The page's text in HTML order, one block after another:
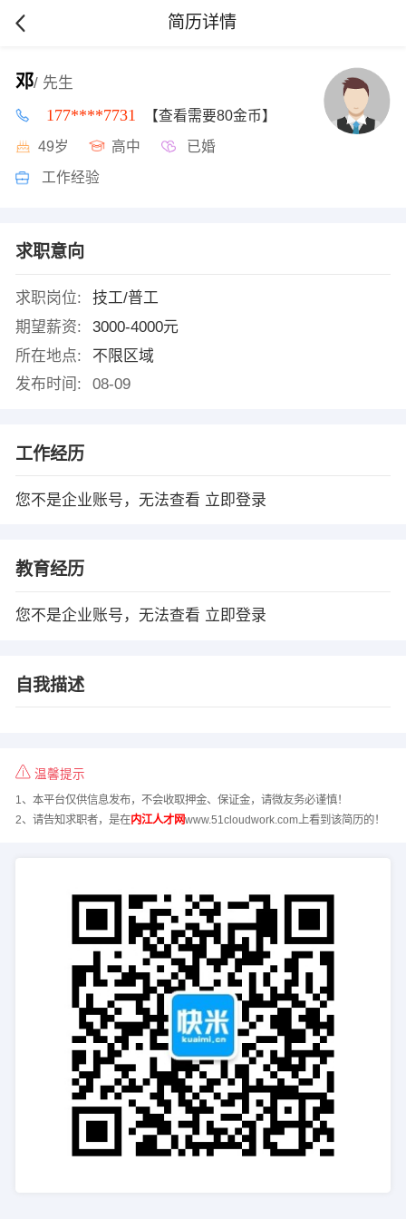
简历详情
邓/ 先生
177****7731 【查看需要80金币】
49岁 高中 已婚
工作经验
求职意向
求职岗位:
技工/普工
期望薪资:
3000-4000元
所在地点:
不限区域
发布时间:
08-09
工作经历
您不是企业账号，无法查看 立即登录
教育经历
您不是企业账号，无法查看 立即登录
自我描述
温馨提示
1、本平台仅供信息发布，不会收取押金、保证金，请微友务必谨慎！
2、请告知求职者，是在内江人才网www.51cloudwork.com上看到该简历的！